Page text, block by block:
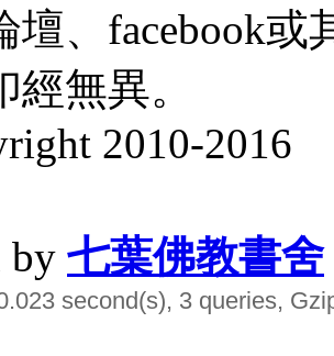
壇、facebook
無異。
2010-2016
by 七葉佛教書舍
second(s), 3 queries,